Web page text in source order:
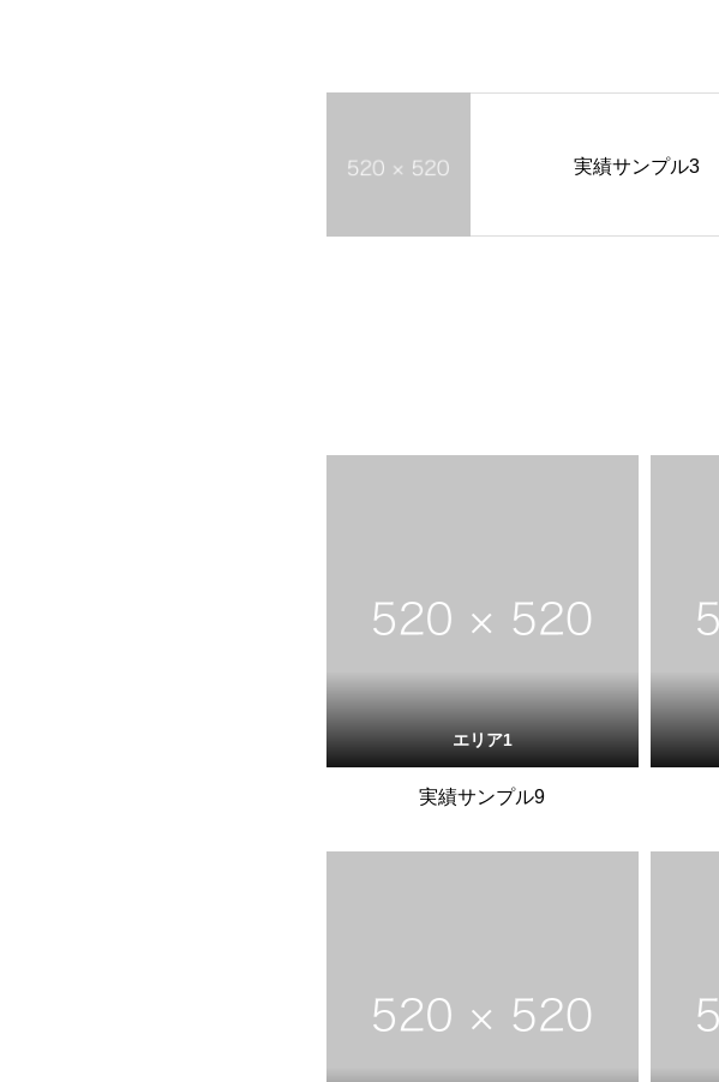
実績サンプル3
エリア1
実績サンプル9